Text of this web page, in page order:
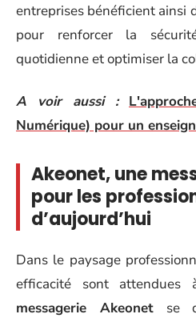
entreprises bénéficient ainsi
pour renforcer la
quotidienne et optimiser la
A voir aussi :
Numérique) pour un
Akeonet, une
pour les
d’aujourd’hui
Dans le paysage
efficacité sont attendues
messagerie Akeonetse